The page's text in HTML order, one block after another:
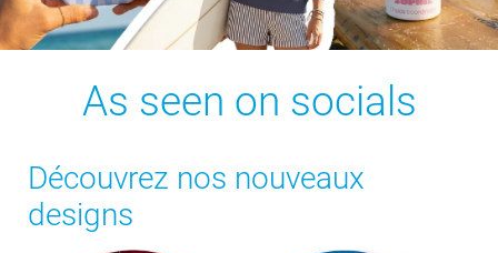
As seen on socials
Découvrez nos nouveaux
designs